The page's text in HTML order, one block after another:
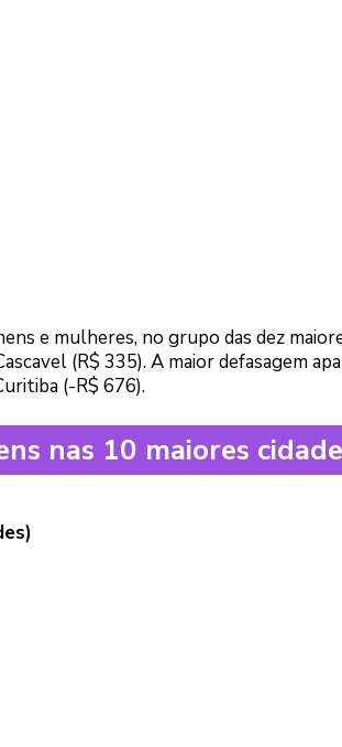
e mulheres, no grupo das dez
(R$ 335). A maior defasagem
(-R$ 676).
nas 10 maiores